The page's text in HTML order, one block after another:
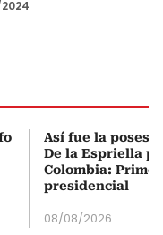
Así fue la
De la Espriella
Colombia:
presidencial
08/08/2026